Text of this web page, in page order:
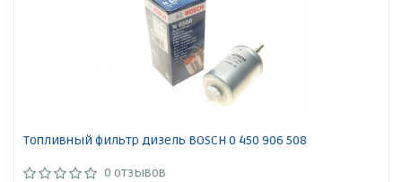
Топливный фильтр дизель BOSCH 0 450 906 508
0 отзывов